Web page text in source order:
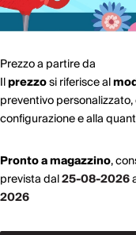
Prezzo a partire da
Ilprezzosi riferisce al
preventivo
configurazione e alla
Pronto a magazzino,
prevista dal25-08-2026
2026